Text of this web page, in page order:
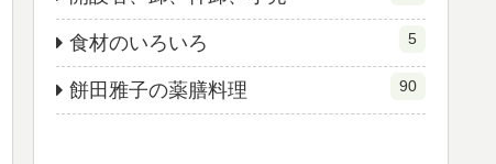
食材のいろいろ 5
餅田雅子の薬膳料理 90